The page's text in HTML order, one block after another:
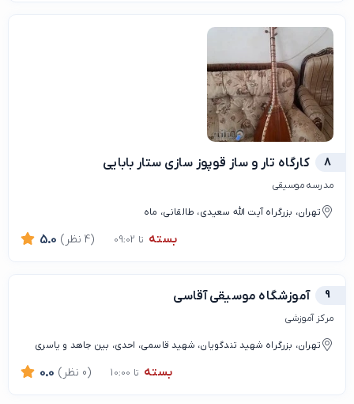
8 کارگاه تار و ساز قوپوز سازی ستار بابایی
مدرسه موسیقی
تهران، بزرگراه آیت الله سعیدی، طالقانی، ماه
بسته تا 09:02 5.0 (4 نظر)
9 آموزشگاه موسیقی آقاسی
مرکز آموزشی
تهران، بزرگراه شهید تندگویان، شهید قاسمی، احدی، بین جاهد و یاسری
بسته تا 10:00 0.0 (0 نظر)